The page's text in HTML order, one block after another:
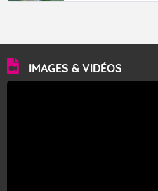
IMAGES & VIDÉOS